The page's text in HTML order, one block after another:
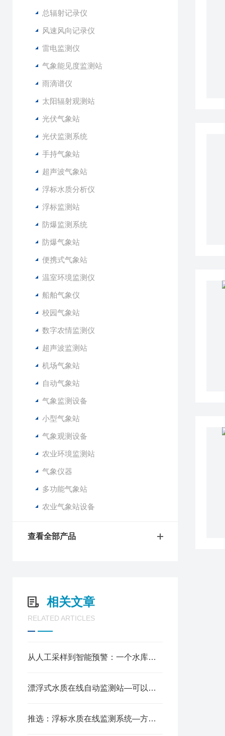
总辐射记录仪
风速风向记录仪
雷电监测仪
气象能见度监测站
雨滴谱仪
太阳辐射观测站
光伏气象站
光伏监测系统
手持气象站
超声波气象站
浮标水质分析仪
浮标监测站
防爆监测系统
防爆气象站
便携式气象站
温室环境监测仪
船舶气象仪
校园气象站
数字农情监测仪
超声波监测站
机场气象站
自动气象站
气象监测设备
小型气象站
气象观测设备
农业环境监测站
气象仪器
多功能气象站
农业气象站设备
查看全部产品
相关文章
RELATED ARTICLES
从人工采样到智能预警：一个水库管理者的真实转变
漂浮式水质在线自动监测站—可以覆盖各种水域环境@2024全网推送
推选：浮标水质在线监测系统—方便组网的水质浮标站2023全+境+派+送